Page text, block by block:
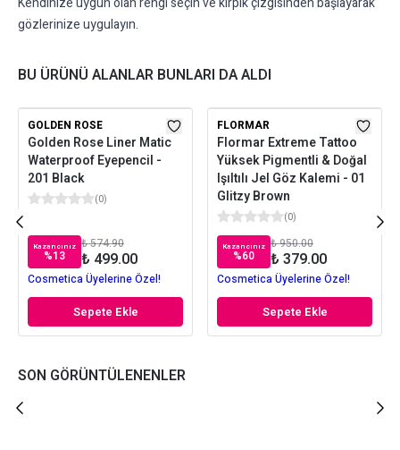
gözlerinize uygulayın.
BU ÜRÜNÜ ALANLAR BUNLARI DA ALDI
GOLDEN ROSE
Golden Rose Liner Matic
Waterproof Eyepencil -
201 Black
(0)
Kazancınız
%13
₺ 574.90
₺ 499.00
Cosmetica Üyelerine Özel!
Sepete Ekle
FLORMAR
Flormar Extreme Tattoo
Yüksek Pigmentli & Doğal
Işıltılı Jel Göz Kalemi - 01
Glitzy Brown
(0)
Kazancınız
%60
₺ 950.00
₺ 379.00
Cosmetica Üyelerine Özel!
Sepete Ekle
SON GÖRÜNTÜLENENLER